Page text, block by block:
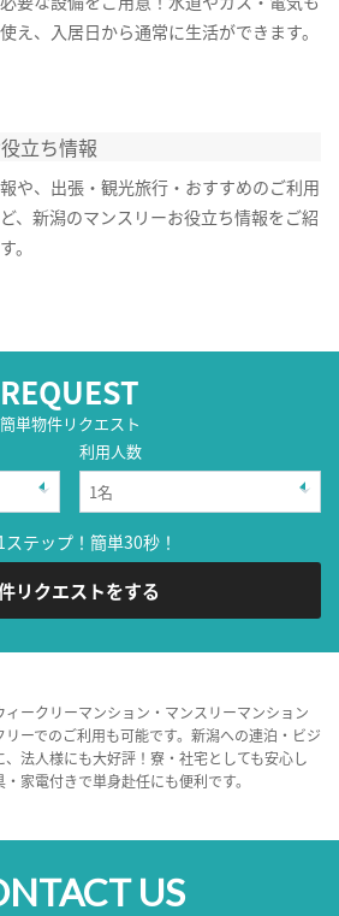
え、入居日から通常に生活ができます。
立ち情報
や、出張・観光旅行・おすすめのご利用
、新潟のマンスリーお役立ち情報をご紹
。
REQUEST
簡単物件リクエスト
利用人数
ステップ！簡単30秒！
リクエストをする
ークリーマンション・マンスリーマンション
ーでのご利用も可能です。新潟への連泊・ビジ
法人様にも大好評！寮・社宅としても安心し
家電付きで単身赴任にも便利です。
US